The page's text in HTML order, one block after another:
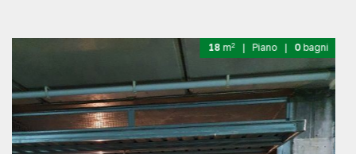
m2 | PianoTerra | 0bagni